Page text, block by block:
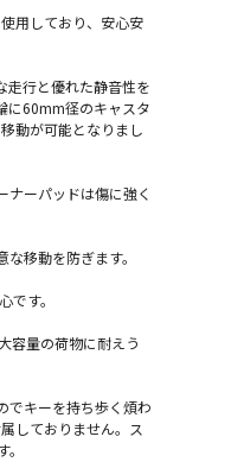
用しており、安心安
走行と優れた静音性を
に60mm径のキャスタ
動が可能となりまし
ナーパッドは傷に強く
移動を防ぎます。
す。
容量の荷物に耐えう
でキーを持ち歩く煩わ
しておりません。ス